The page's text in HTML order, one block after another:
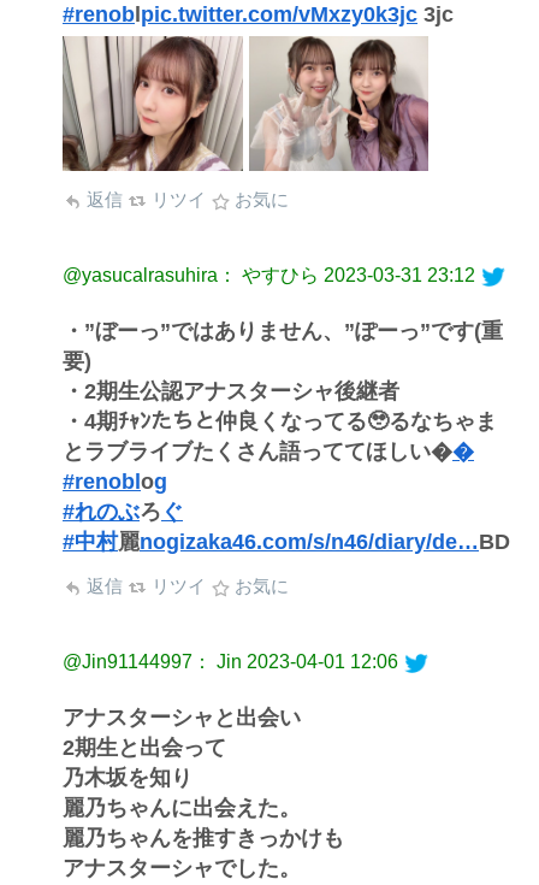
#renoblpic.twitter.com/vMxzy0k3jc 3jc
返信 リツイ お気に
@yasucalrasuhira： やすひら 2023-03-31 23:12
・”ぼーっ”ではありません、”ぽーっ”です(重
要)
・2期生公認アナスターシャ後継者
・4期ﾁｬﾝたちと仲良くなってる🥹るなちゃま
とラブライブたくさん語っててほしい��
#renoblog
#れのぶろ ぐ
#中村麗nogizaka46.com/s/n46/diary/de…BD
返信 リツイ お気に
@Jin91144997： Jin 2023-04-01 12:06
アナスターシャと出会い
2期生と出会って
乃木坂を知り
麗乃ちゃんに出会えた。
麗乃ちゃんを推すきっかけも
アナスターシャでした。